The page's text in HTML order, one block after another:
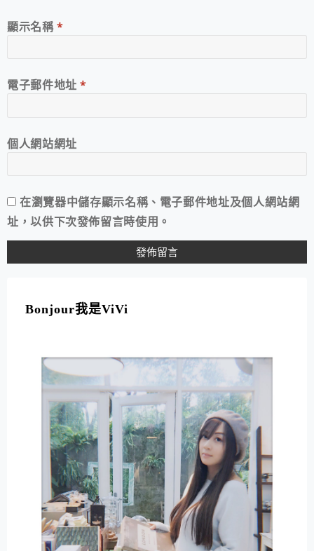
顯示名稱*
電子郵件地址*
個人網站網址
在瀏覽器中儲存顯示名稱、電子郵件地址及個人網站網
址，以供下次發佈留言時使用。
Bonjour我是ViVi